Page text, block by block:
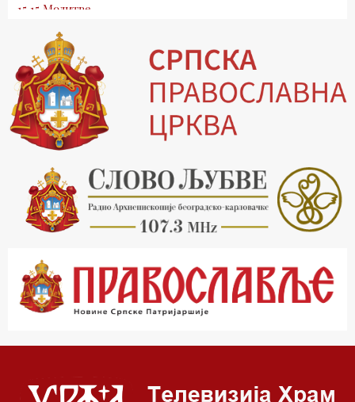
15.15 Молитве
15.30 Млади у Цркви
16.03 Српски јерарси
16.30 Хроника Архиепископије
17.03 Фолклор магазин
17.30 Тврђаве Дунава
18.03 Кроз историју Београда
18.30 Врлинослов
19.40 Вечерње молитве
20.00 Вести из Цркве
20.15 Реч Архијереја